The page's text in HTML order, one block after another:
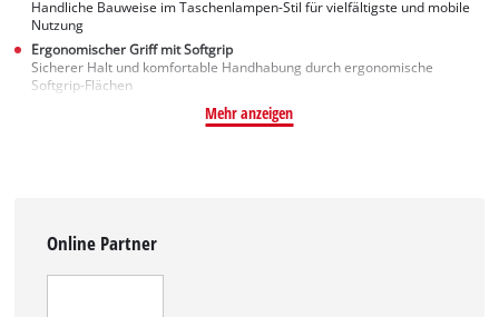
Handliche Bauweise im Taschenlampen-Stil für vielfältigste und mobile
Nutzung
Ergonomischer Griff mit Softgrip
Sicherer Halt und komfortable Handhabung durch ergonomische
Softgrip-Flächen
Mehr anzeigen
Online Partner